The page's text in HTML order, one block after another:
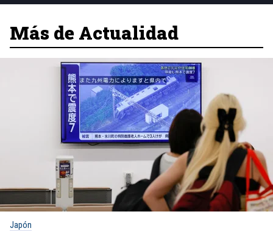
Más de Actualidad
Japón